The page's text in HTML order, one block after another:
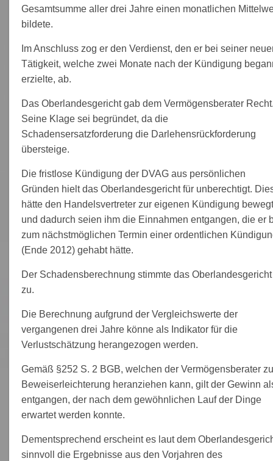
Gesamtsumme aller drei Jahre einen monatlichen
bildete.
Im Anschluss zog er den Verdienst, den er bei seiner
Tätigkeit, welche zwei Monate nach der Kündigung
erzielte, ab.
Das Oberlandesgericht gab dem Vermögensberater
Seine Klage sei begründet, da die
Schadensersatzforderung die Darlehensrückforderung
übersteige.
Die fristlose Kündigung der DVAG aus persönlichen
Gründen hielt das Oberlandesgericht für unberechtigt.
hätte den Handelsvertreter zur eigenen Kündigung bewegt
und dadurch seien ihm die Einnahmen entgangen, die er
zum nächstmöglichen Termin einer ordentlichen
(Ende 2012) gehabt hätte.
Der Schadensberechnung stimmte das Oberlandesgericht
zu.
Die Berechnung aufgrund der Vergleichswerte der
vergangenen drei Jahre könne als Indikator für die
Verlustschätzung herangezogen werden.
Gemäß §252 S. 2 BGB, welchen der Vermögensberater
Beweiserleichterung heranziehen kann, gilt der Gewinn
entgangen, der nach dem gewöhnlichen Lauf der Dinge
erwartet werden konnte.
Dementsprechend erscheint es laut dem
sinnvoll die Ergebnisse aus den Vorjahren des